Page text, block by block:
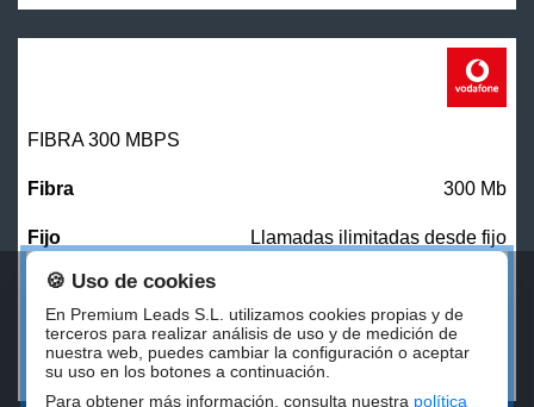
FIBRA 300 MBPS
300 Mb
Llamadas ilimitadas desde fijo
27,00 €/mes
CONTRATAR
🍪 Uso de cookies
En Premium Leads S.L. utilizamos cookies propias y de
terceros para realizar análisis de uso y de medición de
nuestra web, puedes cambiar la configuración o aceptar
su uso en los botones a continuación.
Para obtener más información, consulta nuestra política